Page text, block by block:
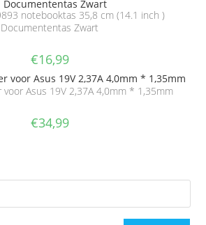
notebooktas 35,8 cm (14.1 inch )
Documententas Zwart
€16,99
voor Asus 19V 2,37A 4,0mm * 1,35mm
€34,99